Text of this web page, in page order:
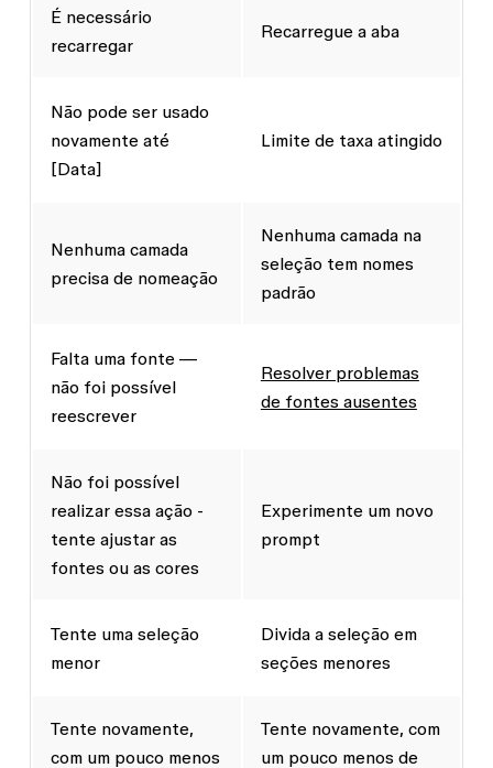
É necessário
recarregar
Recarregue a aba
Não pode ser usado
novamente até
[Data]
Limite de taxa atingido
Nenhuma camada
precisa de nomeação
Nenhuma camada na
seleção tem nomes
padrão
Falta uma fonte —
não foi possível
reescrever
Resolver problemas
de fontes ausentes
Não foi possível
realizar essa ação -
tente ajustar as
fontes ou as cores
Experimente um novo
prompt
Tente uma seleção
menor
Divida a seleção em
seções menores
Tente novamente,
com um pouco menos
Tente novamente, com
um pouco menos de